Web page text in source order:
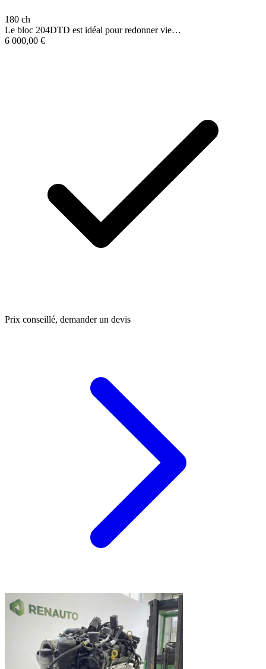
180 ch
Le bloc 204DTD est idéal pour redonner vie…
6 000,00 €
Prix conseillé, demander un devis